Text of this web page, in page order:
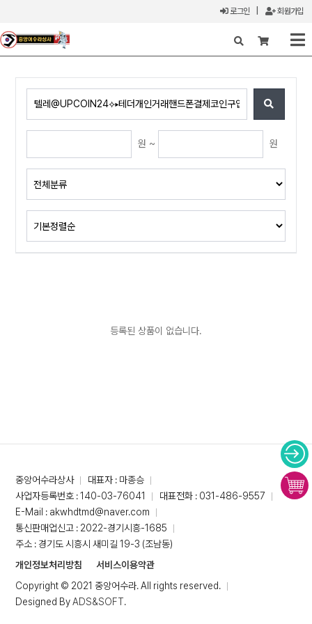
로그인 회원가입
X
원 ~ 원
등록된 상품이 없습니다.
중앙어수라상사
대표자 : 마종승
사업자등록번호 : 140-03-76041
대표전화 : 031-486-9557
E-Mail : akwhdtmd@naver.com
통신판매업신고 : 2022-경기시흥-1685
주소 : 경기도 시흥시 새미길 19-3 (조남동)
개인정보처리방침
서비스이용약관
Copyright © 2021 중앙어수라. All rights reserved.
Designed ByADS&SOFT.